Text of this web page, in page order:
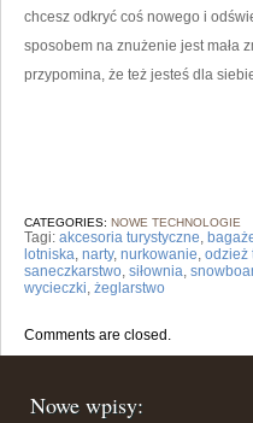
chcesz odkryć coś nowego i
sposobem na znużenie jest mała
przypomina, że też jesteś dla
CATEGORIES: NOWE TECHNOLOGIE
Tagi: akcesoria turystyczne,
lotniska, narty, nurkowanie, odzież
saneczkarstwo, siłownia,
wycieczki, żeglarstwo
Comments are closed.
Nowe wpisy: